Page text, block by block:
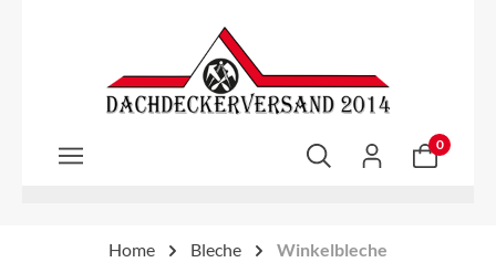
Zum Hauptinhalt springen
0
Home Bleche Winkelbleche